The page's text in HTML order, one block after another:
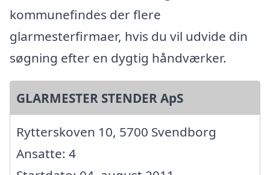
kommunefindes der flere
glarmesterfirmaer, hvis du vil udvide din
søgning efter en dygtig håndværker.
GLARMESTER STENDER ApS
Rytterskoven 10, 5700 Svendborg
Ansatte: 4